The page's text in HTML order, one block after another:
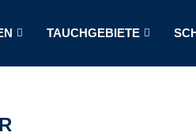
TAUCHGEBIETE